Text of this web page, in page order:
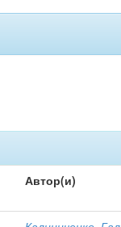
Автор(и)